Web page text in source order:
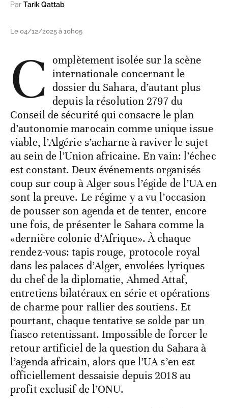
Par Tarik Qattab
Le 04/12/2025 à 10h05
C omplètement isolée sur la scène
internationale concernant le
dossier du Sahara, d’autant plus
depuis la résolution 2797 du
Conseil de sécurité qui consacre le plan
d’autonomie marocain comme unique issue
viable, l’Algérie s’acharne à raviver le sujet
au sein de l’Union africaine. En vain: l’échec
est constant. Deux événements organisés
coup sur coup à Alger sous l’égide de l’UA en
sont la preuve. Le régime y a vu l’occasion
de pousser son agenda et de tenter, encore
une fois, de présenter le Sahara comme la
«dernière colonie d’Afrique». À chaque
rendez-vous: tapis rouge, protocole royal
dans les palaces d’Alger, envolées lyriques
du chef de la diplomatie, Ahmed Attaf,
entretiens bilatéraux en série et opérations
de charme pour rallier des soutiens. Et
pourtant, chaque tentative se solde par un
fiasco retentissant. Impossible de forcer le
retour artificiel de la question du Sahara à
l’agenda africain, alors que l’UA s’en est
officiellement dessaisie depuis 2018 au
profit exclusif de l’ONU.